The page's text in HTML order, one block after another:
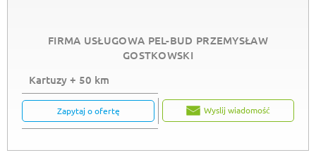
FIRMA USŁUGOWA PEL-BUD PRZEMYSŁAW
GOSTKOWSKI
Kartuzy + 50 km
Zapytaj o ofertę Wyslij wiadomość